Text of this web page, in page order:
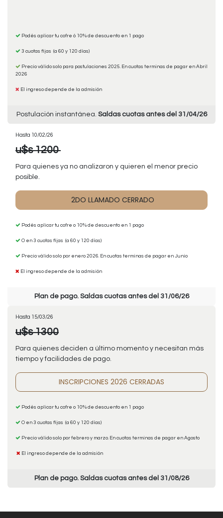
Podés aplicar tu cofre ó 10% de descuento en 1 pago
3 cuotas fijas (a 60 y 120 días)
Precio válido solo para postulaciones 2025. En cuotas terminas de pagar en Abril
2026
El ingreso depende de la admisión
Postulación instantánea. Saldas cuotas antes del 31/04/26
Hasta 10/02/26
u$s 1200 ​
Para quienes ya no analizaron y quieren el menor precio
posible.
2DO LLAMADO CERRADO
Podés aplicar tu cofre o 10% de descuento en 1 pago
O en 3 cuotas fijas (a 60 y 120 días)
Precio válido solo por enero 2026. En cuotas terminas de pagar en Junio
El ingreso depende de la admisión
Plan de pago. Saldas cuotas antes del 31/06/26
Hasta 15/03/26
u$s 1300
Para quienes deciden a último momento y necesitan más
tiempo y facilidades de pago.
INSCRIPCIONES 2026 CERRADAS
Podés aplicar tu cofre o 10% de descuento en 1 pago
O en 3 cuotas fijas (a 60 y 120 días)
Precio válido solo por febrero y marzo. En cuotas terminas de pagar en Agosto
El ingreso depende de la admisión
Plan de pago. Saldas cuotas antes del 31/08/26